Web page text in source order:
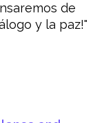
de
y la paz!